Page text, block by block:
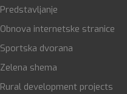
Predstavljanje
Obnova internetske stranice
Sportska dvorana
Zelena shema
Rural development projects